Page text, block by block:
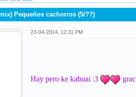
Pequeños cachorros (5/??)
23-04-2014, 12:31 PM
Hay pero ke kabuai :3